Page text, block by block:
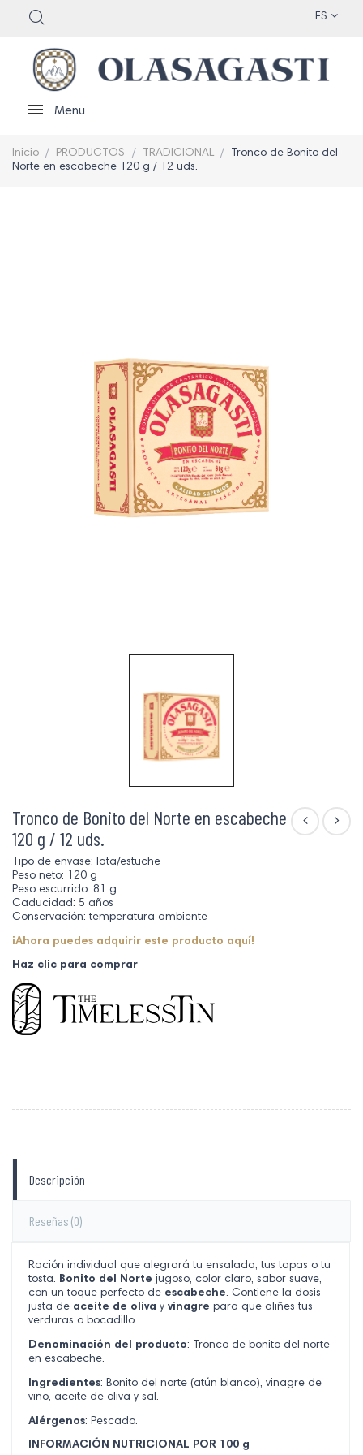
ES
Menu
Inicio PRODUCTOS TRADICIONAL
Tronco de Bonito del
Norte en escabeche 120 g / 12 uds.
Tronco de Bonito del Norte en escabeche
120 g / 12 uds.
Tipo de envase: lata/estuche
Peso neto: 120 g
Peso escurrido: 81 g
Caducidad: 5 años
Conservación: temperatura ambiente
¡Ahora puedes adquirir este producto aquí!
Haz clic para comprar
Descripción
Reseñas (0)
Ración individual que alegrará tu ensalada, tus tapas o tu
tosta. Bonito del Norte jugoso, color claro, sabor suave,
con un toque perfecto de escabeche. Contiene la dosis
justa de aceite de oliva y vinagre para que aliñes tus
verduras o bocadillo.
Denominación del producto: Tronco de bonito del norte
en escabeche.
Ingredientes: Bonito del norte (atún blanco), vinagre de
vino, aceite de oliva y sal.
Alérgenos: Pescado.
INFORMACIÓN NUTRICIONAL POR 100 g